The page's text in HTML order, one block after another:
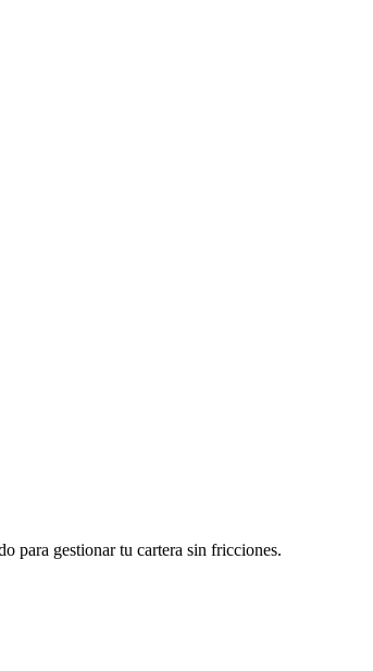
para gestionar tu cartera sin fricciones.